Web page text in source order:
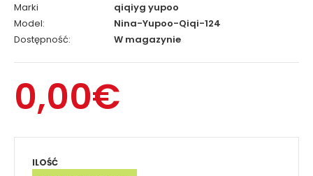
Marki
qiqiyg yupoo
Model:
Nina-Yupoo-Qiqi-124
Dostępność:
W magazynie
0,00€
ILOŚĆ